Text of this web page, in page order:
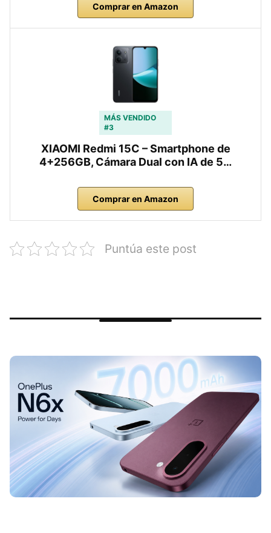
Comprar en Amazon
MÁS VENDIDO
#3
XIAOMI Redmi 15C – Smartphone de
4+256GB, Cámara Dual con IA de 5…
Comprar en Amazon
Puntúa este post